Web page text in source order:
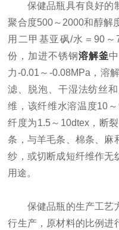
保健品瓶具有良好的
聚合度500～2000和醇解
用二甲基亚砜/水＝90～
份，加进不锈钢溶解釜
力-0.01～-0.08MPa，溶
滤、脱泡、干湿法纺丝
维，该纤维水溶温度10
纤度为1.5～10dtex，断
条，与羊毛条、棉条、麻
纱，或切断成短纤维作无
用途。
保健品瓶的生产工艺
行生产，原材料的比例进